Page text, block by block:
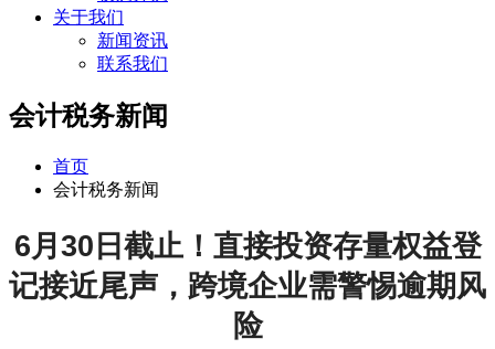
关于我们
新闻资讯
联系我们
会计税务新闻
首页
会计税务新闻
6月30日截止！直接投资存量权益登
记接近尾声，跨境企业需警惕逾期风
险